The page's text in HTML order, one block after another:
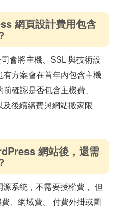
網頁設計費用包含
會將主機、SSL 與技術設
有方案會在首年內包含主機
確認是否包含主機費、
後續續費與網站搬家限
網站後，還需
系統，不需要授權費， 但
、網域費、 付費外掛或圖